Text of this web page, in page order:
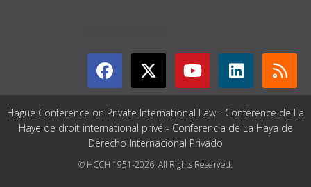
Hague Conference on Private International Law - Conférence de La
Haye de droit international privé - Conferencia de La Haya de
Derecho Internacional Privado
© HCCH 1951-2026. All Rights Reserved.